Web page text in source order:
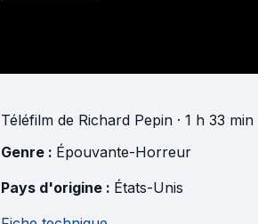
Téléfilm de Richard Pepin · 1 h 33 min
Genre : Épouvante-Horreur
Pays d'origine : États-Unis